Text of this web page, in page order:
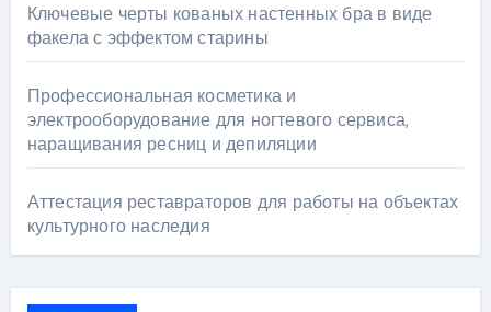
Ключевые черты кованых настенных бра в виде
факела с эффектом старины
Профессиональная косметика и
электрооборудование для ногтевого сервиса,
наращивания ресниц и депиляции
Аттестация реставраторов для работы на объектах
культурного наследия